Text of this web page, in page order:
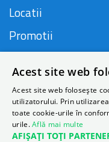
Locatii
Promotii
Companie
Contact
Acest site web
Acest site web folosește
utilizatorului. Prin
toate cookie-urile în
urile.Află mai multe
AFIȘAȚI TOȚI